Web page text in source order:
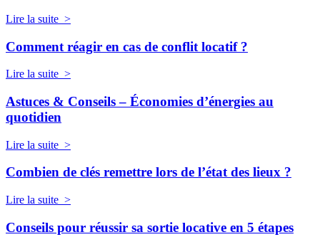
Lire la suite >
Comment réagir en cas de conflit locatif ?
Lire la suite >
Astuces & Conseils – Économies d’énergies au
quotidien
Lire la suite >
Combien de clés remettre lors de l’état des lieux ?
Lire la suite >
Conseils pour réussir sa sortie locative en 5 étapes